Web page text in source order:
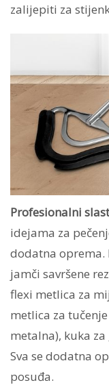
zalijepiti za
Profesionalni
idejama za
dodatna oprema.
jamči savršene
flexi metlica za
metlica za
metalna), kuka
Sva se dodatna
posuđa.